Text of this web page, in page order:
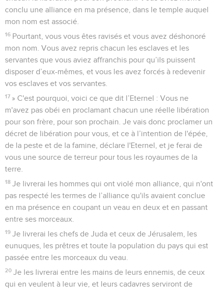
conclu une alliance en ma présence, dans le temple auquel
mon nom est associé.
16 Pourtant, vous vous êtes ravisés et vous avez déshonoré
mon nom. Vous avez repris chacun les esclaves et les
servantes que vous aviez affranchis pour qu’ils puissent
disposer d’eux-mêmes, et vous les avez forcés à redevenir
vos esclaves et vos servantes.
17 » C'est pourquoi, voici ce que dit l’Eternel : Vous ne
m'avez pas obéi en proclamant chacun une réelle libération
pour son frère, pour son prochain. Je vais donc proclamer un
décret de libération pour vous, et ce à l’intention de l'épée,
de la peste et de la famine, déclare l'Eternel, et je ferai de
vous une source de terreur pour tous les royaumes de la
terre.
18 Je livrerai les hommes qui ont violé mon alliance, qui n'ont
pas respecté les termes de l’alliance qu'ils avaient conclue
en ma présence en coupant un veau en deux et en passant
entre ses morceaux.
19 Je livrerai les chefs de Juda et ceux de Jérusalem, les
eunuques, les prêtres et toute la population du pays qui est
passée entre les morceaux du veau.
20 Je les livrerai entre les mains de leurs ennemis, de ceux
qui en veulent à leur vie, et leurs cadavres serviront de